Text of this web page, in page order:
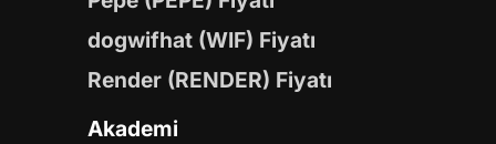
dogwifhat (WIF) Fiyatı
Render (RENDER) Fiyatı
Akademi